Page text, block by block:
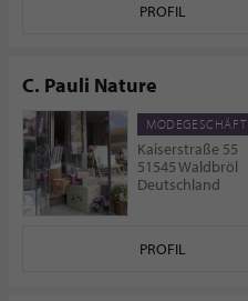
PROFIL
C. Pauli Nature
MODEGESCHÄFT
Kaiserstraße 55
51545 Waldbröl
Deutschland
PROFIL